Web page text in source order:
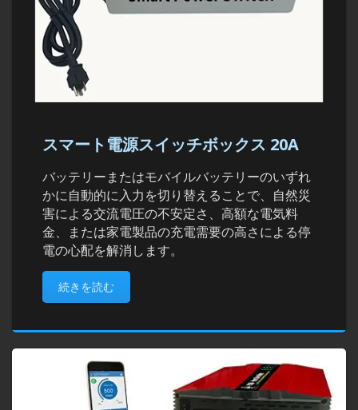
スマート電源スイッチボックス 20A
バッテリーまたはモバイルバッテリーのいずれ
かに自動的に入力を切り替えることで、自然災
害による交流電圧の不安定さ、高額な電気料
金、または家電製品の充電需要の高さによる停
電の心配を解消します。
続きを読む